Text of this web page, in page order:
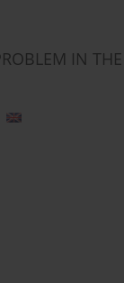
IN